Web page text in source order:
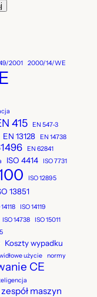
2001 2000/14/WE
415 EN 547-3
EN 13128 EN 14738
EN 62841
ISO 4414 ISO 7731
ISO 12895
13851
ISO 14119
ISO 14738
ISO 15011
Koszty wypadku
użycie normy
CE
zespół maszyn